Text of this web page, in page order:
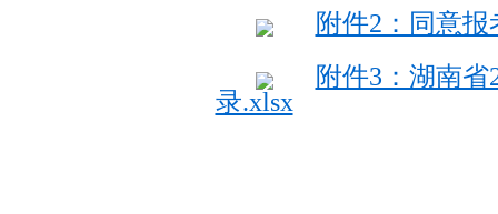
附件2：同意报
附件3：湖南
录.xlsx